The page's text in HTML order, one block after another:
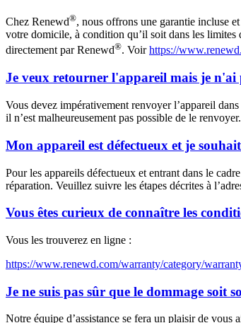
Chez Renewd®, nous offrons une garantie incluse
votre domicile, à condition qu’il soit dans les limites
directement par Renewd®. Voirhttps://
Je veux retourner l'appareil mais je
Vous devez impérativement renvoyer l’appareil
il n’est malheureusement pas possible de le renvoyer.
Mon appareil est défectueux et je
Pour les appareils défectueux et entrant dans le
réparation. Veuillez suivre les étapes décrites à
Vous êtes curieux de connaître les
Vous les trouverez en ligne :
https://www.renewd.com/warranty/category/
Je ne suis pas sûr que le dommage soit
Notre équipe d’assistance se fera un plaisir de